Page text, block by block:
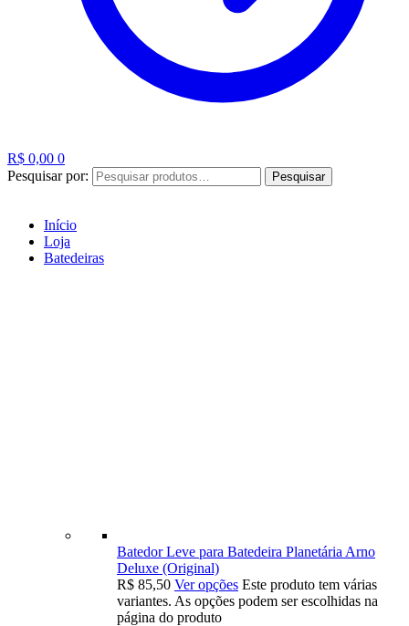
R$ 0,00 0
Pesquisar por:
Pesquisar
Início
Loja
Batedeiras
Batedor Leve para Batedeira Planetária Arno
Deluxe (Original)
R$ 85,50 Ver opções Este produto tem várias
variantes. As opções podem ser escolhidas na
página do produto